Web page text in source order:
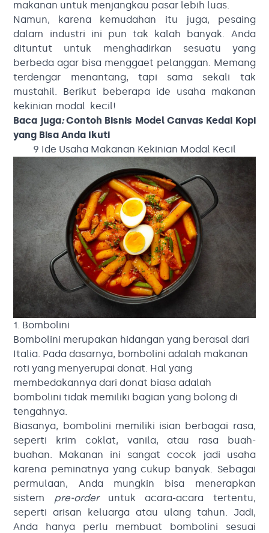
makanan untuk menjangkau pasar lebih luas.
Namun, karena kemudahan itu juga, pesaing
dalam industri ini pun tak kalah banyak. Anda
dituntut untuk menghadirkan sesuatu yang
berbeda agar bisa menggaet pelanggan. Memang
terdengar menantang, tapi sama sekali tak
mustahil. Berikut beberapa ide usaha makanan
kekinian modal kecil!
Baca juga: Contoh Bisnis Model Canvas Kedai Kopi
yang Bisa Anda Ikuti
9 Ide Usaha Makanan Kekinian Modal Kecil
1. Bombolini
Bombolini merupakan hidangan yang berasal dari
Italia. Pada dasarnya, bombolini adalah makanan
roti yang menyerupai donat. Hal yang
membedakannya dari donat biasa adalah
bombolini tidak memiliki bagian yang bolong di
tengahnya.
Biasanya, bombolini memiliki isian berbagai rasa,
seperti krim coklat, vanila, atau rasa buah-
buahan. Makanan ini sangat cocok jadi usaha
karena peminatnya yang cukup banyak. Sebagai
permulaan, Anda mungkin bisa menerapkan
sistem pre-order untuk acara-acara tertentu,
seperti arisan keluarga atau ulang tahun. Jadi,
Anda hanya perlu membuat bombolini sesuai